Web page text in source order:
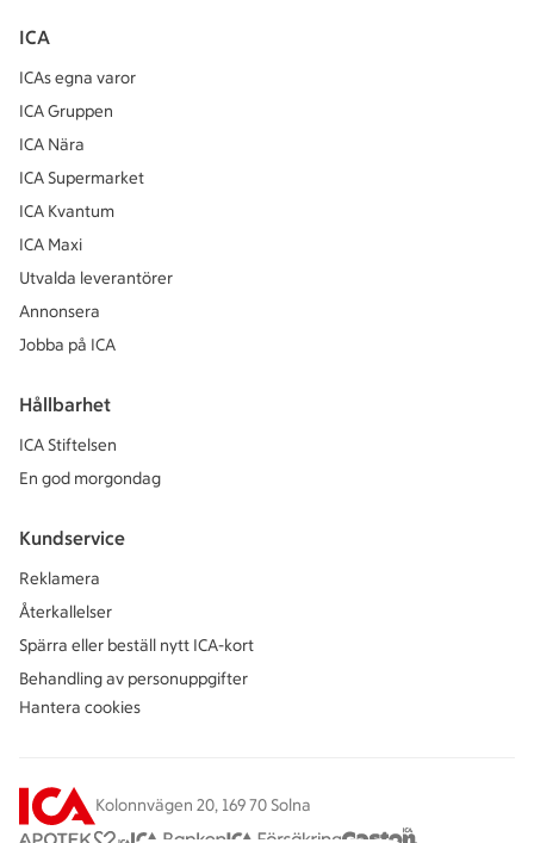
ICA
ICAs egna varor
ICA Gruppen
ICA Nära
ICA Supermarket
ICA Kvantum
ICA Maxi
Utvalda leverantörer
Annonsera
Jobba på ICA
Hållbarhet
ICA Stiftelsen
En god morgondag
Kundservice
Reklamera
Återkallelser
Spärra eller beställ nytt ICA-kort
Behandling av personuppgifter
Hantera cookies
Kolonnvägen 20, 169 70 Solna